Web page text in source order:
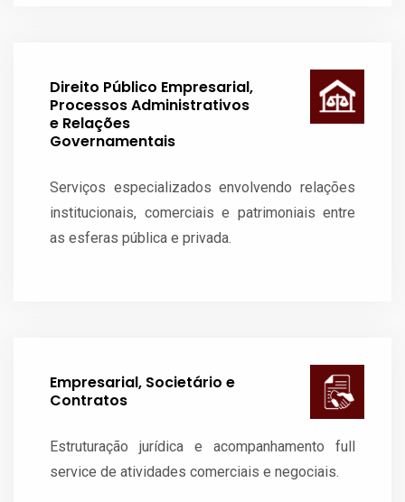
Direito Público Empresarial,
Processos Administrativos
e Relações
Governamentais
Serviços especializados envolvendo relações
institucionais, comerciais e patrimoniais entre
as esferas pública e privada.
Empresarial, Societário e
Contratos
Estruturação jurídica e acompanhamento full
service de atividades comerciais e negociais.